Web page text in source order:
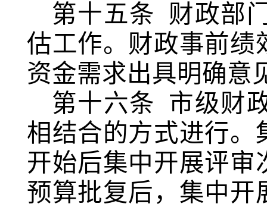
第十五条
财政部
估工作。财政事前绩
资金需求出具明确意
第十六条
市级财
相结合的方式进行。
开始后集中开展评审
预算批复后，集中开